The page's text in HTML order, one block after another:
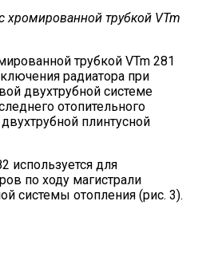
хромированной трубкой VTm
трубкой VTm 281
радиатора при
двухтрубной системе
отопительного
плинтусной
используется для
по ходу магистрали
системы отопления (рис. 3).